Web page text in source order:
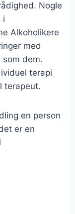
Nogle
i
Alkoholikere
med
som dem.
terapi
terapeut.
en person
er en